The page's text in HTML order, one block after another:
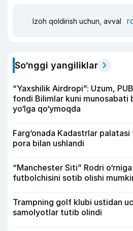
Izoh qoldirish uchun, avval
So‘nggi yangiliklar
“Yaxshilik Airdropi”: Uzum,
fondi Bilimlar kuni munosabati
yo‘lga qo‘ymoqda
Farg‘onada Kadastrlar
pora bilan ushlandi
“Manchester Siti” Rodri
futbolchisini sotib olishi
Trampning golf klubi ustidan
samolyotlar tutib olindi